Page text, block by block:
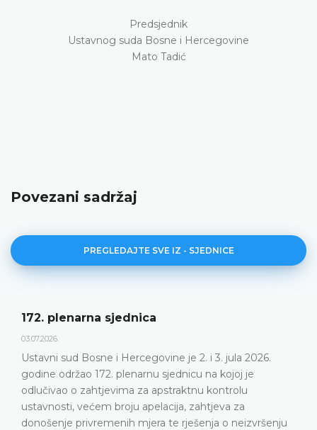
Predsjednik
Ustavnog suda Bosne i Hercegovine
Mato Tadić
Povezani sadržaj
PREGLEDAJTE SVE IZ - SJEDNICE
plenarna sjednica
sud Bosne i Hercegovine je 2. i 3. jula 2026.
održao 172. plenarnu sjednicu na kojoj je
o zahtjevima za apstraktnu kontrolu
većem broju apelacija, zahtjeva za
privremenih mjera te rješenja o neizvršenju